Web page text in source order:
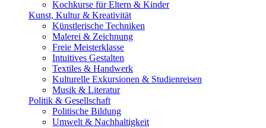
Kochkurse für Eltern & Kinder
Kunst, Kultur & Kreativität
Künstlerische Techniken
Malerei & Zeichnung
Freie Meisterklasse
Intuitives Gestalten
Textiles & Handwerk
Kulturelle Exkursionen & Studienreisen
Musik & Literatur
Politik & Gesellschaft
Politische Bildung
Umwelt & Nachhaltigkeit